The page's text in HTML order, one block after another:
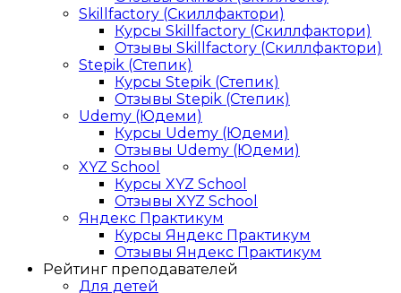
Skillfactory (Скиллфактори)
Курсы Skillfactory (Скиллфактори)
Отзывы Skillfactory (Скиллфактори)
Stepik (Степик)
Курсы Stepik (Степик)
Отзывы Stepik (Степик)
Udemy (Юдеми)
Курсы Udemy (Юдеми)
Отзывы Udemy (Юдеми)
XYZ School
Курсы XYZ School
Отзывы XYZ School
Яндекс Практикум
Курсы Яндекс Практикум
Отзывы Яндекс Практикум
Рейтинг преподавателей
Для детей